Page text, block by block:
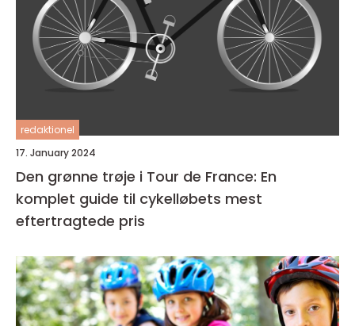
redaktionel
17. January 2024
Den grønne trøje i Tour de France: En
komplet guide til cykelløbets mest
eftertragtede pris